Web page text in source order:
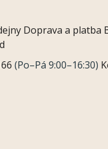
Doprava a platba
(Po–Pá 9:00–16:30)